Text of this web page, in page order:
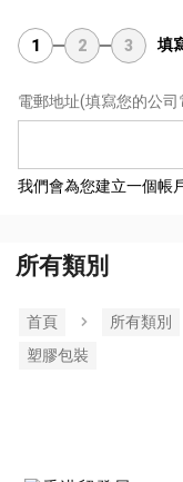
1 2 3 填
電郵地址(填寫您的公司
我們會為您建立一個帳
所有類別
首頁 所有類別
塑膠包裝